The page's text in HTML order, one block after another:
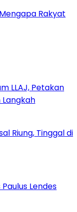
Rakyat
LLAJ, Petakan
Lendes